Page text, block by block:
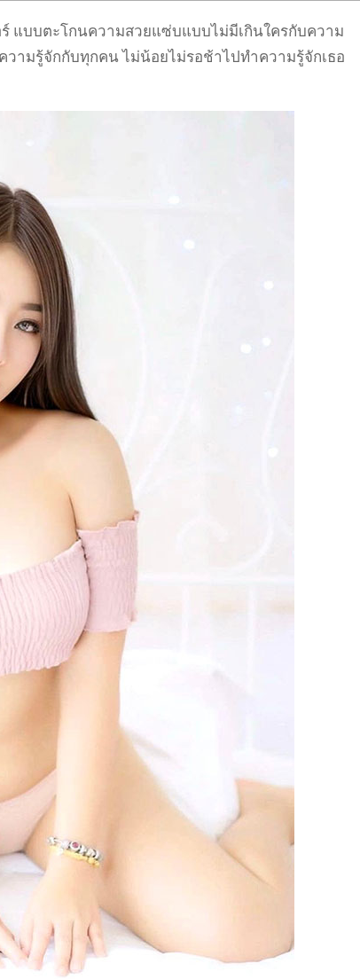
แบบตะโกนความสวยแซ่บแบบไม่มีเกินใครกับความ
วามรู้จักกับทุกคน ไม่น้อยไม่รอช้าไปทำความรู้จักเธอ